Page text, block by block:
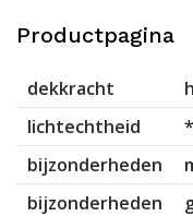
Productpagina
dekkracht
lichtechtheid
bijzonderheden
bijzonderheden